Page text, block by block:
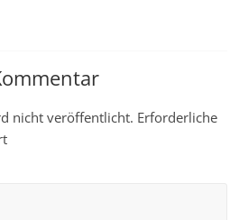
nicht veröffentlicht. Erforderliche